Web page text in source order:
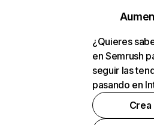
¿Quieres
en Semrush
seguir las
pasando en